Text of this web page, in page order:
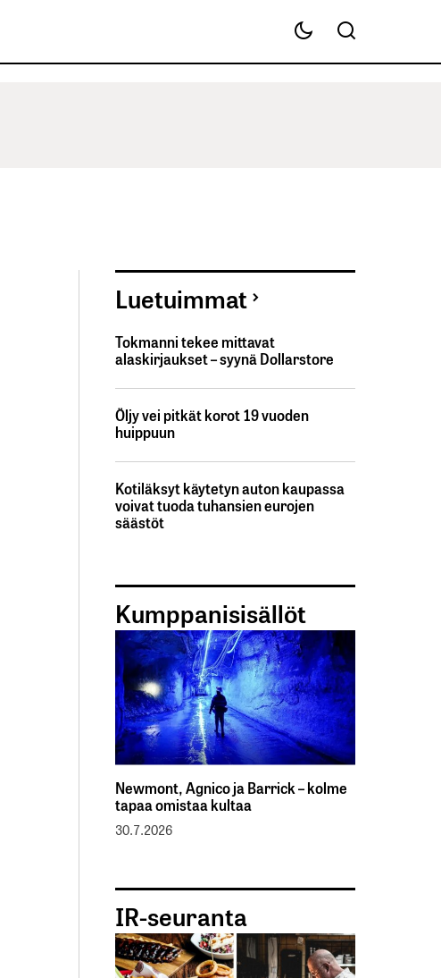
Luetuimmat
Tokmanni tekee mittavat
alaskirjaukset – syynä Dollarstore
Öljy vei pitkät korot 19 vuoden
huippuun
Kotiläksyt käytetyn auton kaupassa
voivat tuoda tuhansien eurojen
säästöt
Kumppanisisällöt
Newmont, Agnico ja Barrick – kolme
tapaa omistaa kultaa
30.7.2026
IR-seuranta